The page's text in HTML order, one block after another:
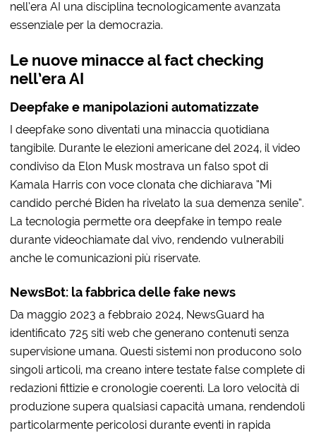
nell’era AI una disciplina tecnologicamente avanzata
essenziale per la democrazia.
Le nuove minacce al fact checking
nell’era AI
Deepfake e manipolazioni automatizzate
I deepfake sono diventati una minaccia quotidiana
tangibile. Durante le elezioni americane del 2024, il video
condiviso da Elon Musk mostrava un falso spot di
Kamala Harris con voce clonata che dichiarava “Mi
candido perché Biden ha rivelato la sua demenza senile”.
La tecnologia permette ora deepfake in tempo reale
durante videochiamate dal vivo, rendendo vulnerabili
anche le comunicazioni più riservate.
NewsBot: la fabbrica delle fake news
Da maggio 2023 a febbraio 2024, NewsGuard ha
identificato 725 siti web che generano contenuti senza
supervisione umana. Questi sistemi non producono solo
singoli articoli, ma creano intere testate false complete di
redazioni fittizie e cronologie coerenti. La loro velocità di
produzione supera qualsiasi capacità umana, rendendoli
particolarmente pericolosi durante eventi in rapida